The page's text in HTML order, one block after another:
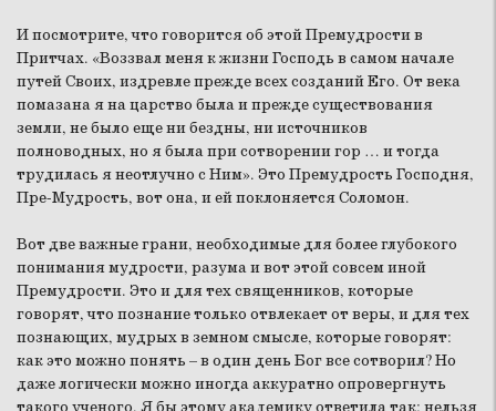
И посмотрите, что говорится об этой Премудрости в
Притчах. «Воззвал меня к жизни Господь в самом начале
путей Своих, издревле прежде всех созданий Его. От века
помазана я на царство была и прежде существования
земли, не было еще ни бездны, ни источников
полноводных, но я была при сотворении гор … и тогда
трудилась я неотлучно с Ним». Это Премудрость Господня,
Пре-Мудрость, вот она, и ей поклоняется Соломон.
Вот две важные грани, необходимые для более глубокого
понимания мудрости, разума и вот этой совсем иной
Премудрости. Это и для тех священников, которые
говорят, что познание только отвлекает от веры, и для тех
познающих, мудрых в земном смысле, которые говорят:
как это можно понять – в один день Бог все сотворил? Но
даже логически можно иногда аккуратно опровергнуть